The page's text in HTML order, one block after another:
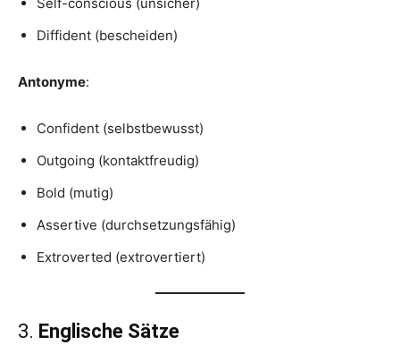
Diffident (bescheiden)
Antonyme:
Confident (selbstbewusst)
Outgoing (kontaktfreudig)
Bold (mutig)
Assertive (durchsetzungsfähig)
Extroverted (extrovertiert)
3. Englische Sätze